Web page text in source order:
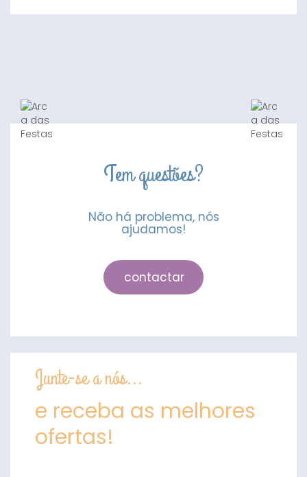
Tem questões?
Não há problema, nós
ajudamos!
contactar
Junte-se a nós...
e receba as melhores
ofertas!